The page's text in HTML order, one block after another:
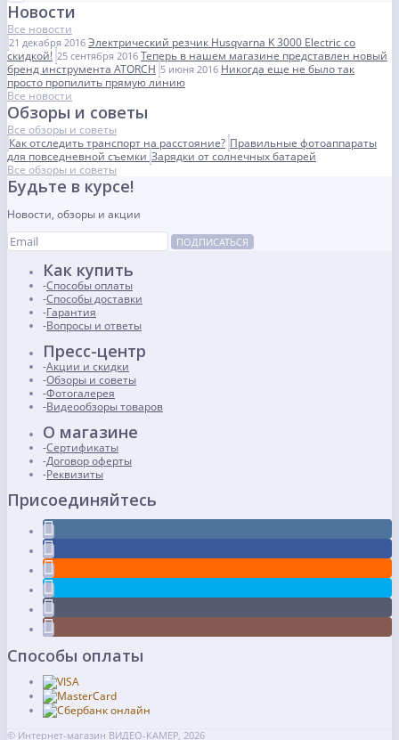
Новости
Все новости
21 декабря 2016 Электрический резчик Husqvarna K 3000 Electric со
скидкой! 25 сентября 2016 Теперь в нашем магазине представлен новый
бренд инструмента ATORCH 5 июня 2016 Никогда еще не было так
просто пропилить прямую линию
Все новости
Обзоры и советы
Все обзоры и советы
Как отследить транспорт на расстояние? Правильные фотоаппараты
для повседневной съемки Зарядки от солнечных батарей
Все обзоры и советы
Будьте в курсе!
Новости, обзоры и акции
ПОДПИСАТЬСЯ
Как купить
Способы оплаты
Способы доставки
Гарантия
Вопросы и ответы
Пресс-центр
Акции и скидки
Обзоры и советы
Фотогалерея
Видеообзоры товаров
О магазине
Сертификаты
Договор оферты
Реквизиты
Присоединяйтесь
Способы оплаты
© Интернет-магазин ВИДЕО-КАМЕР, 2026